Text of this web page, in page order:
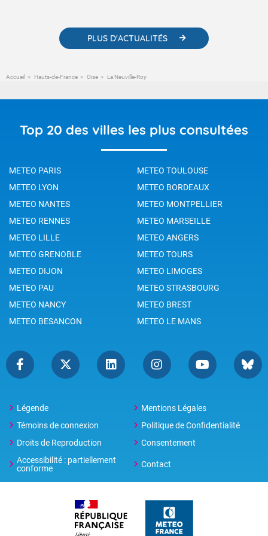
PLUS D'ACTUALITÉS
Accueil Hauts-de-France Oise La Neuville-Roy
Top 20 des villes les plus consultées
METEO PARIS
METEO TOULOUSE
METEO LYON
METEO BORDEAUX
METEO NANTES
METEO MONTPELLIER
METEO RENNES
METEO MARSEILLE
METEO LILLE
METEO ANGERS
METEO GRENOBLE
METEO TOURS
METEO DIJON
METEO LIMOGES
METEO PAU
METEO STRASBOURG
METEO NANCY
METEO BREST
METEO BESANCON
METEO LE MANS
Légende
Mentions Légales
Témoins de connexion
Politique de Confidentialité
Droits de Reproduction
Consentement
Accessibilité : partiellement
conforme
Contact